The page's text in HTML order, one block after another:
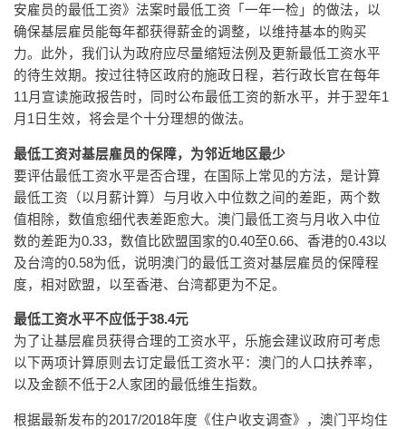
安雇员的最低工资》法案时最低工资「一年一检」的做法，以
确保基层雇员能每年都获得薪金的调整，以维持基本的购买
力。此外，我们认为政府应尽量缩短法例及更新最低工资水平
的待生效期。按过往特区政府的施政日程，若行政长官在每年
11月宣读施政报告时，同时公布最低工资的新水平，并于翌年1
月1日生效，将会是个十分理想的做法。
最低工资对基层雇员的保障，为邻近地区最少
要评估最低工资水平是否合理，在国际上常见的方法，是计算
最低工资（以月薪计算）与月收入中位数之间的差距，两个数
值相除，数值愈细代表差距愈大。澳门最低工资与月收入中位
数的差距为0.33，数值比欧盟国家的0.40至0.66、香港的0.43以
及台湾的0.58为低，说明澳门的最低工资对基层雇员的保障程
度，相对欧盟，以至香港、台湾都更为不足。
最低工资水平不应低于38.4元
为了让基层雇员获得合理的工资水平，乐施会建议政府可考虑
以下两项计算原则去订定最低工资水平：澳门的人口扶养率，
以及金额不低于2人家团的最低维生指数。
根据最新发布的2017/2018年度《住户收支调查》，澳门平均住